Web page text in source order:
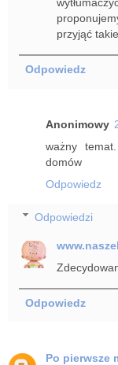
przyjąć
Odpowiedz
Anonimowy
ważny
domów
Odpowiedz
Odpowiedzi
Odpowiedz
Po pierwsze